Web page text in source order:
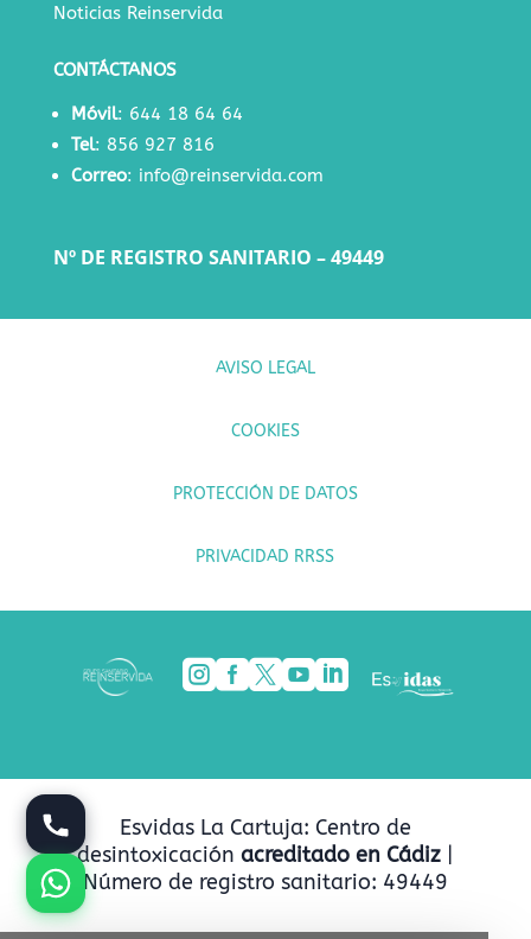
Noticias Reinservida
CONTÁCTANOS
Móvil: 644 18 64 64
Tel: 856 927 816
Correo: info@reinservida.com
Nº DE REGISTRO SANITARIO – 49449
AVISO LEGAL
COOKIES
PROTECCIÓN DE DATOS
PRIVACIDAD RRSS

Esvidas La Cartuja: Centro de
desintoxicaciónacreditado en Cádiz
Número de registro sanitario: 49449